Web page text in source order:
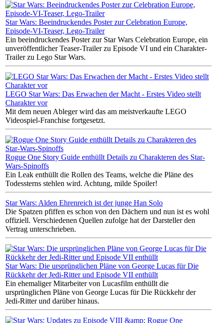
Star Wars: Beeindruckendes Poster zur Celebration Europe,
Episode-VI-Teaser, Lego-Trailer
Ein beeindruckendes Poster zur Star Wars Celebration Europe, ein
unveröffentlicher Teaser-Trailer zu Episode VI und ein Charakter-
Trailer zu Lego Star Wars.
LEGO Star Wars: Das Erwachen der Macht - Erstes Video stellt
Charakter vor
Mit dem neuen Ableger wird das am meistverkaufte LEGO
Videospiel-Franchise fortgesetzt.
Rogue One Story Guide enthüllt Details zu Charakteren des Star-
Wars-Spinoffs
Ein Leak enthüllt die Rollen des Teams, welche die Pläne des
Todessterns stehlen wird. Achtung, milde Spoiler!
Star Wars: Alden Ehrenreich ist der junge Han Solo
Die Spatzen pfiffen es schon von den Dächern und nun ist es wohl
offiziell. Verschiedenen Quellen zufolge hat der Darsteller den
Vertrag unterschrieben.
Star Wars: Die ursprünglichen Pläne von George Lucas für Die
Rückkehr der Jedi-Ritter und Episode VII enthüllt
Ein ehemaliger Mitarbeiter von Lucasfilm enthüllt die
ursprünglichen Pläne von George Lucas für Die Rückkehr der
Jedi-Ritter und darüber hinaus.